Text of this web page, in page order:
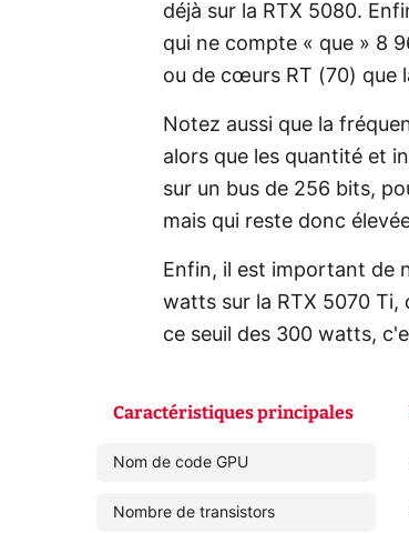
déjà sur la RTX 5080.
qui ne compte « que » 8
ou de cœurs RT (70) que
Notez aussi que la
alors que les quantité et
sur un bus de 256 bits,
mais qui reste donc
Enfin, il est important de
watts sur la RTX 5070
ce seuil des 300 watts,
Caractéristiques principales
Nom de code GPU
Nombre de transistors